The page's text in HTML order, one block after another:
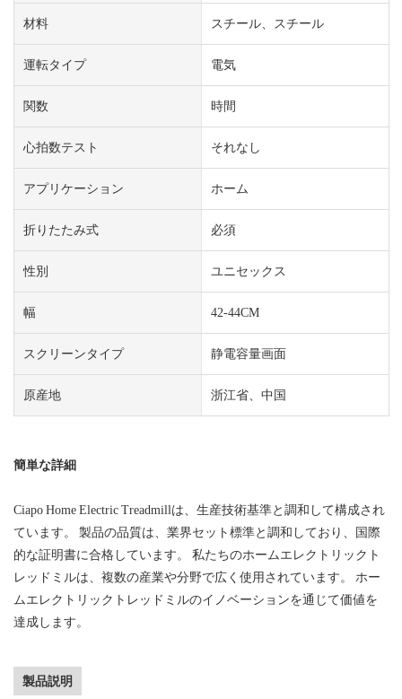
材料 スチール、スチール
運転タイプ 電気
関数 時間
心拍数テスト それなし
アプリケーション ホーム
折りたたみ式 必須
性別 ユニセックス
幅 42-44CM
スクリーンタイプ 静電容量画面
原産地 浙江省、中国
簡単な詳細
Ciapo Home Electric Treadmillは、生産技術基準と調和して構成され
ています。 製品の品質は、業界セット標準と調和しており、国際
的な証明書に合格しています。 私たちのホームエレクトリックト
レッドミルは、複数の産業や分野で広く使用されています。 ホー
ムエレクトリックトレッドミルのイノベーションを通じて価値を
達成します。
製品説明